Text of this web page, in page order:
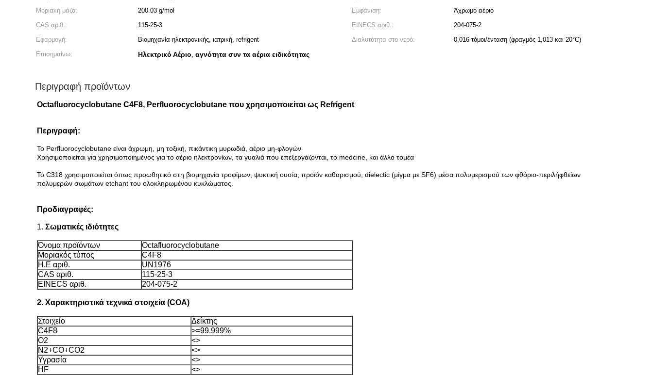
Μοριακή μάζα:
200.03 g/mol Εμφάνιση:
Άχρωμο αέριο
CAS αριθ.:
115-25-3 EINECS αριθ.:
204-075-2
Εφαρμογή:
Βιομηχανία ηλεκτρονικής, ιατρική, refrigent Διαλυτότητα στο νερό:
0,016 τόμοι/ένταση (φραγμός 1,013 και 20°C)
Επισημαίνω:
Ηλεκτρικό Αέριο, αγνότητα συν τα αέρια ειδικότητας
Περιγραφή προϊόντων
Octafluorocyclobutane C4F8, Perfluorocyclobutane που χρησιμοποιείται ως Refrigent
Περιγραφή:
Το Perfluorocyclobutane είναι άχρωμη, μη τοξική, πικάντικη μυρωδιά, αέριο μη-φλογών
Χρησιμοποιείται για χρησιμοποιημένος για το αέριο ηλεκτρονίων, τα γυαλιά που επεξεργάζονται, το medcine, και άλλο τομέα
Το C318 χρησιμοποιείται όπως προωθητικό στη βιομηχανία τροφίμων, ψυκτική ουσία, προϊόν καθαρισμού, dielectic (μίγμα με SF6) μέσα πολυμερισμού των φθόριο-περιλήφθείων
πολυμερών σωμάτων etchant του ολοκληρωμένου κυκλώματος.
Προδιαγραφές:
1. Σωματικές ιδιότητες
Όνομα προϊόντων
Octafluorocyclobutane
Μοριακός τύπος
C4F8
Η.Ε αριθ.
UN1976
CAS αριθ.
115-25-3
EINECS αριθ.
204-075-2
2. Χαρακτηριστικά τεχνικά στοιχεία (COA)
Στοιχείο
Δείκτης
C4F8
>=99.999%
Ο2
<>
N2+CO+CO2
<>
Υγρασία
<>
HF
<>